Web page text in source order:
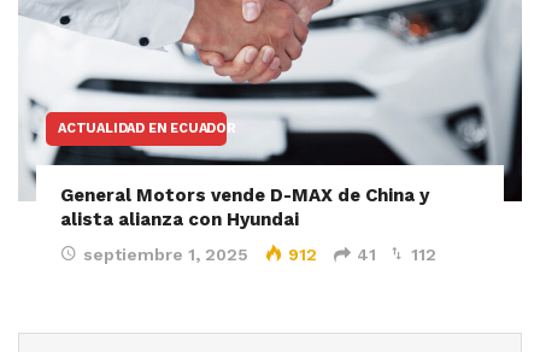
ACTUALIDAD EN ECUADOR
General Motors vende D-MAX de China y
alista alianza con Hyundai
septiembre 1, 2025 912 41 112